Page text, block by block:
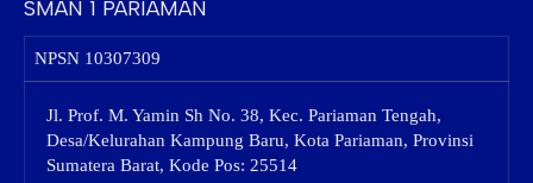
SMAN 1 PARIAMAN
NPSN 10307309
Jl. Prof. M. Yamin Sh No. 38, Kec. Pariaman Tengah,
Desa/Kelurahan Kampung Baru, Kota Pariaman, Provinsi
Sumatera Barat, Kode Pos: 25514